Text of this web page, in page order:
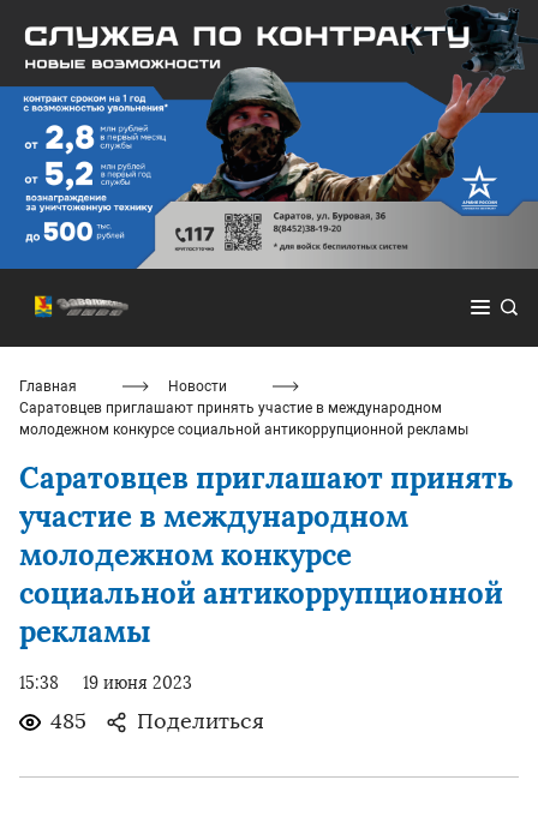
Главная
Новости
Саратовцев приглашают принять участие в международном
молодежном конкурсе социальной антикоррупционной рекламы
Саратовцев приглашают принять
участие в международном
молодежном конкурсе
социальной антикоррупционной
рекламы
15:38 19 июня 2023
485 Поделиться